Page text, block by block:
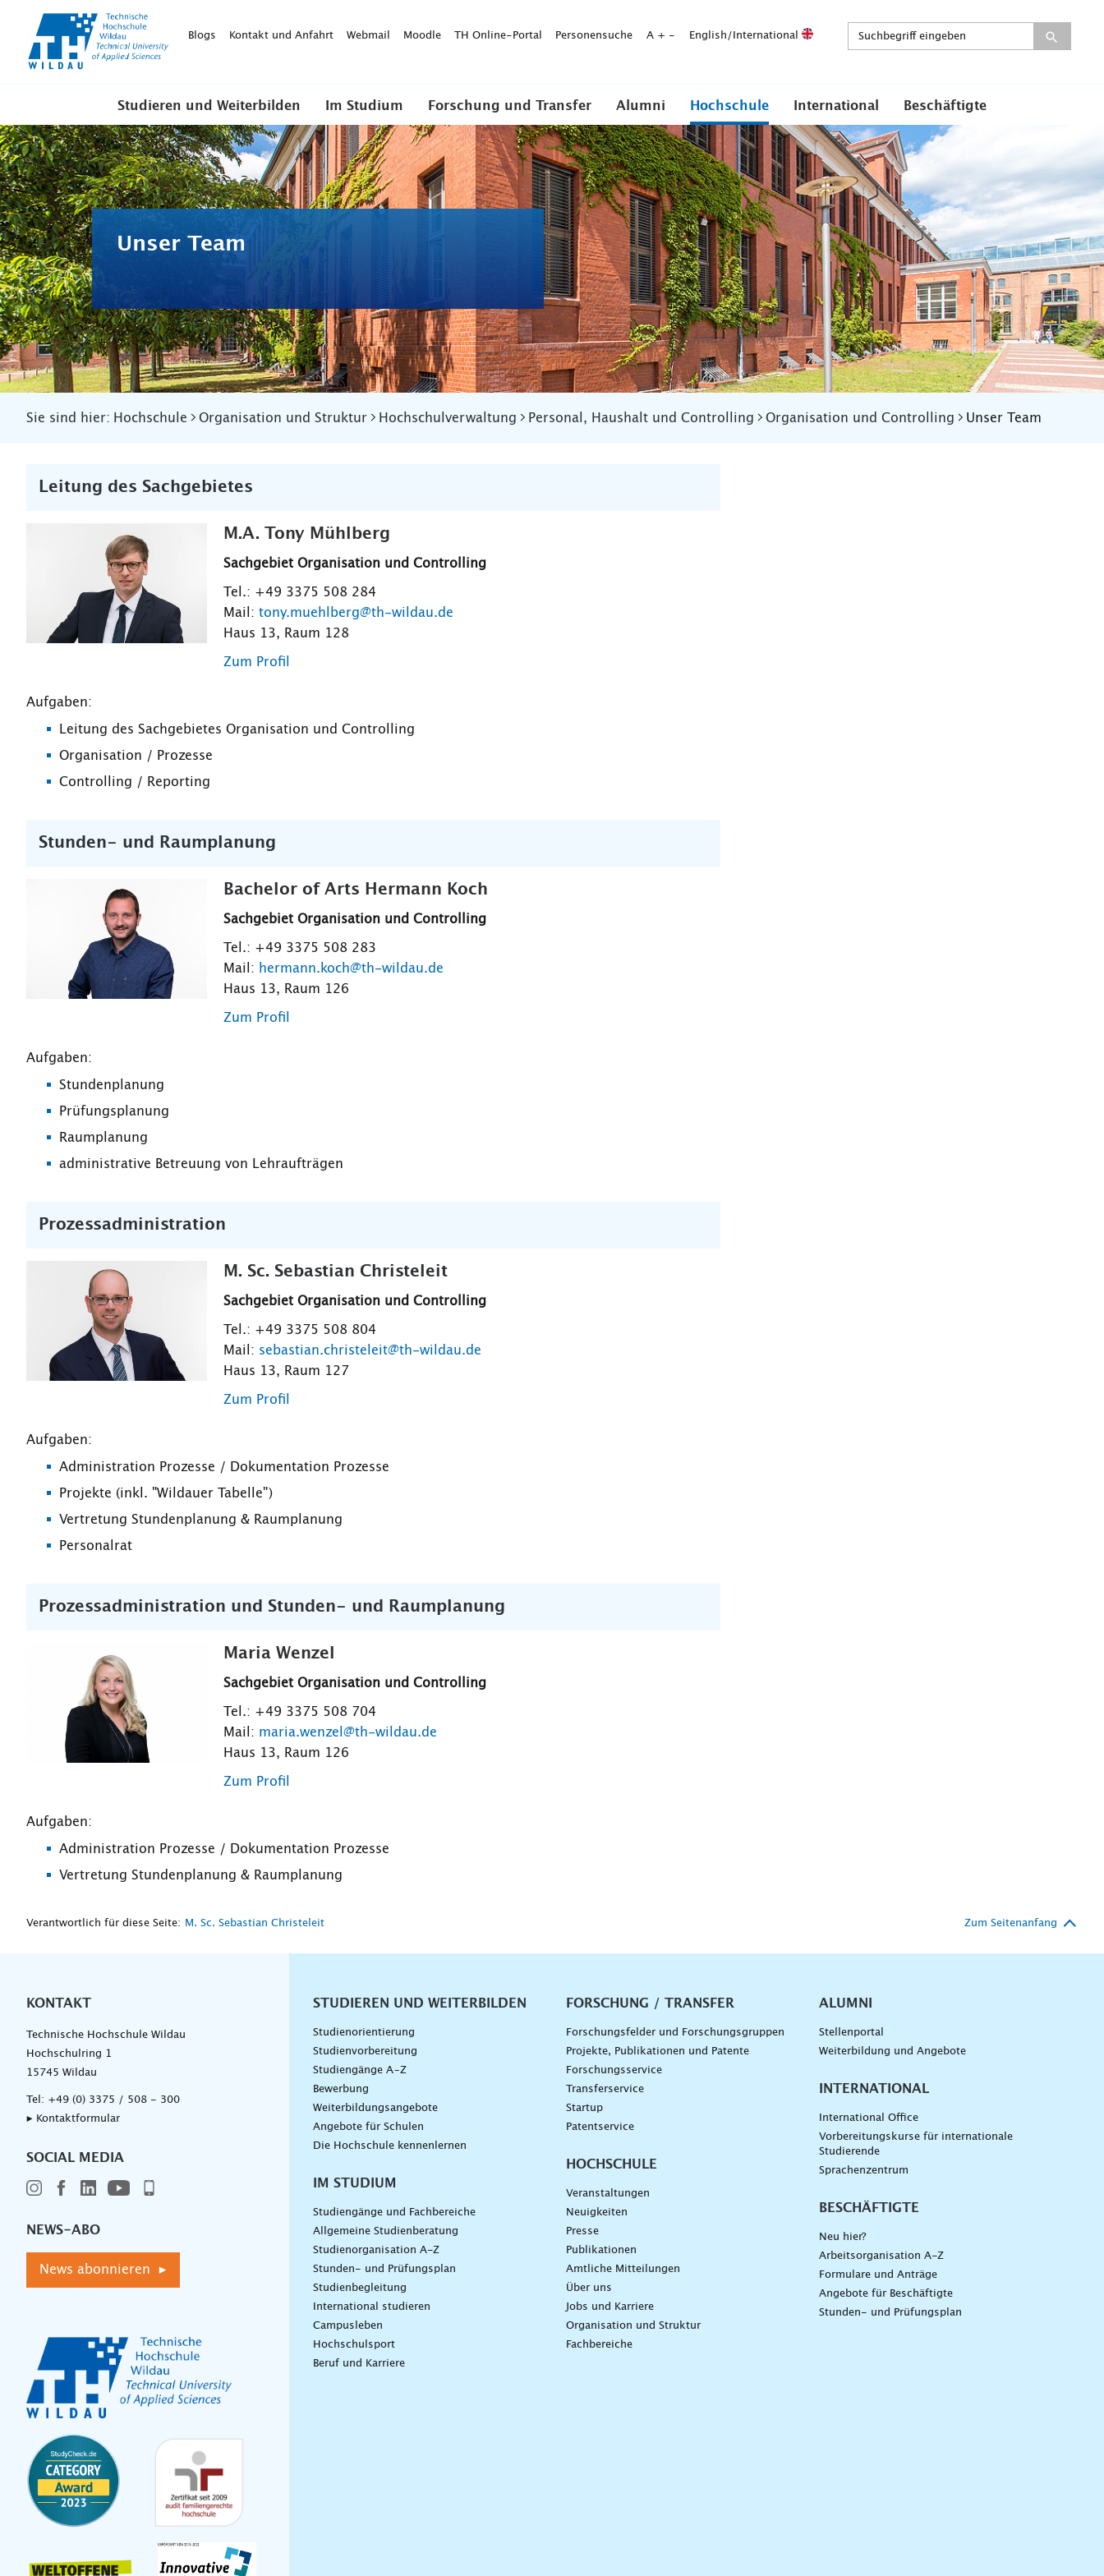
WildauBlogs Kontakt und Anfahrt Webmail Moodle TH Online-Portal Personensuche A + - English/International
Studieren und Weiterbilden Im Studium Forschung und Transfer Alumni Hochschule International Beschäftigte
Unser Team
Sie sind hier: Hochschule Organisation und Struktur Hochschulverwaltung Personal, Haushalt und Controlling Organisation und Controlling Unser Team
Leitung des Sachgebietes
M.A. Tony Mühlberg
Sachgebiet Organisation und Controlling
Tel.: +49 3375 508 284
Mail: tony.muehlberg@th-wildau.de
Haus 13, Raum 128
Zum Profil
Aufgaben:
Leitung des Sachgebietes Organisation und Controlling
Organisation / Prozesse
Controlling / Reporting
Stunden- und Raumplanung
Bachelor of Arts Hermann Koch
Sachgebiet Organisation und Controlling
Tel.: +49 3375 508 283
Mail: hermann.koch@th-wildau.de
Haus 13, Raum 126
Zum Profil
Aufgaben:
Stundenplanung
Prüfungsplanung
Raumplanung
administrative Betreuung von Lehraufträgen
Prozessadministration
M. Sc. Sebastian Christeleit
Sachgebiet Organisation und Controlling
Tel.: +49 3375 508 804
Mail: sebastian.christeleit@th-wildau.de
Haus 13, Raum 127
Zum Profil
Aufgaben:
Administration Prozesse / Dokumentation Prozesse
Projekte (inkl. "Wildauer Tabelle")
Vertretung Stundenplanung & Raumplanung
Personalrat
Prozessadministration und Stunden- und Raumplanung
Maria Wenzel
Sachgebiet Organisation und Controlling
Tel.: +49 3375 508 704
Mail: maria.wenzel@th-wildau.de
Haus 13, Raum 126
Zum Profil
Aufgaben:
Administration Prozesse / Dokumentation Prozesse
Vertretung Stundenplanung & Raumplanung
Verantwortlich für diese Seite: M. Sc. Sebastian Christeleit Zum Seitenanfang
KONTAKT
Technische Hochschule Wildau
Hochschulring 1
15745 Wildau
Tel: +49 (0) 3375 / 508 - 300
▸ Kontaktformular
SOCIAL MEDIA
NEWS-ABO
News abonnieren ▸
Unternavigation
STUDIEREN UND WEITERBILDEN
Studienorientierung
Studienvorbereitung
Studiengänge A–Z
Bewerbung
Weiterbildungsangebote
Angebote für Schulen
Die Hochschule kennenlernen
IM STUDIUM
Studiengänge und Fachbereiche
Allgemeine Studienberatung
Studienorganisation A-Z
Stunden- und Prüfungsplan
Studienbegleitung
International studieren
Campusleben
Hochschulsport
Beruf und Karriere
FORSCHUNG / TRANSFER
Forschungsfelder und Forschungsgruppen
Projekte, Publikationen und Patente
Forschungsservice
Transferservice
Startup
Patentservice
HOCHSCHULE
Veranstaltungen
Neuigkeiten
Presse
Publikationen
Amtliche Mitteilungen
Über uns
Jobs und Karriere
Organisation und Struktur
Fachbereiche
ALUMNI
Stellenportal
Weiterbildung und Angebote
INTERNATIONAL
International Office
Vorbereitungskurse für internationale
Studierende
Sprachenzentrum
BESCHÄFTIGTE
Neu hier?
Arbeitsorganisation A-Z
Formulare und Anträge
Angebote für Beschäftigte
Stunden- und Prüfungsplan